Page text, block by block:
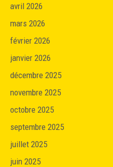
avril 2026
mars 2026
février 2026
janvier 2026
décembre 2025
novembre 2025
octobre 2025
septembre 2025
juillet 2025
juin 2025